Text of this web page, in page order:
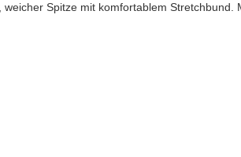
Spitze mit komfortablem Stretchbund.